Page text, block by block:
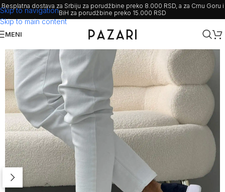
Skip to navigation
Skip to main content
Besplatna dostava za Srbiju za porudžbine preko 8.000 RSD, a za Crnu Goru i
BiH za porudžbine preko 15.000 RSD
MENI